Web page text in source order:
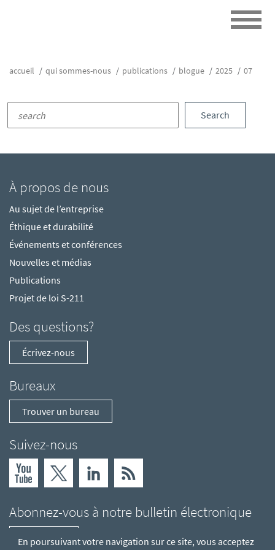
accueil qui sommes-nous publications blogue 2025 07
Search
À propos de nous
Au sujet de l’entreprise
Éthique et durabilité
Événements et conférences
Nouvelles et médias
Publications
Projet de loi S-211
Des questions?
Écrivez-nous
Bureaux
Trouver un bureau
Suivez-nous
Abonnez-vous à notre bulletin électronique
S'abonner
En poursuivant votre navigation sur ce site, vous acceptez